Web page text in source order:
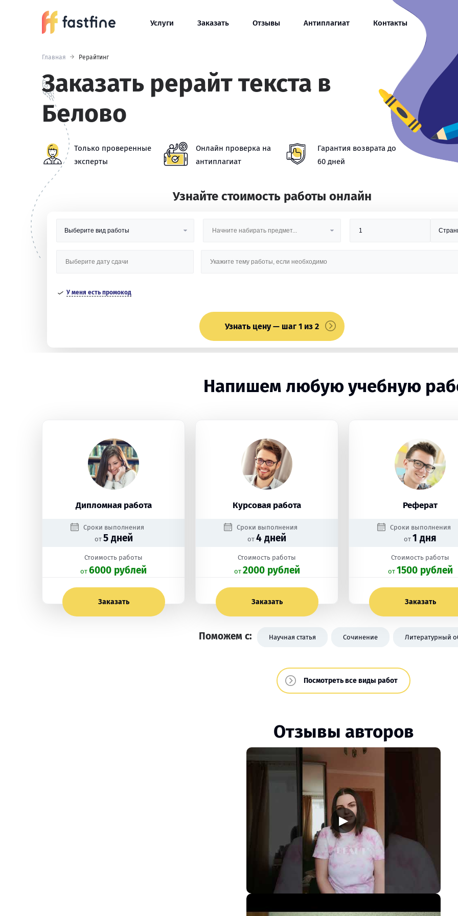
Услуги Заказать Отзывы Антиплагиат Контакты
Главная Рерайтинг
Заказать рерайт текста в
Белово
Только проверенные
эксперты
Онлайн проверка на
антиплагиат
Гарантия возврата до
60 дней
Узнайте стоимость работы онлайн
У меня есть промокод
Узнать цену — шаг 1 из 2
Напишем любую учебную
Дипломная работа
Сроки выполнения
от 5 дней
Стоимость работы
oт 6000 рублей
Заказать
Курсовая работа
Сроки выполнения
от 4 дней
Стоимость работы
oт 2000 рублей
Заказать
Реферат
Сроки выполнения
от 1 дня
Стоимость работы
oт 1500 рублей
Заказать
Поможем с: Научная статья Сочинение Литературный
Посмотреть все виды работ
Отзывы авторов
▶